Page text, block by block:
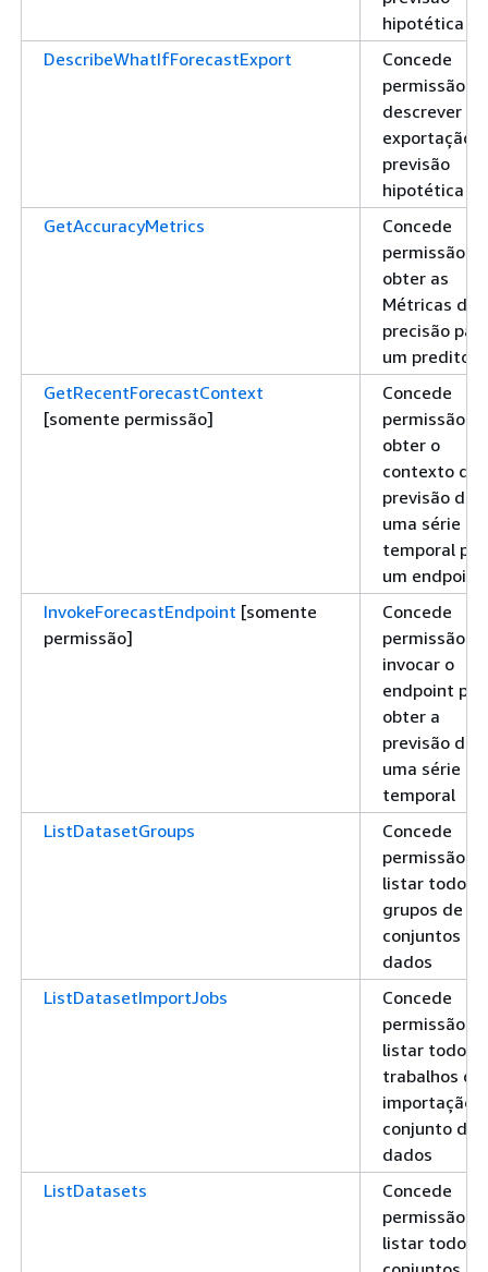
hipotética
DescribeWhatIfForecastExport
Concede
permissão
descrever
exportação
previsão
hipotética
GetAccuracyMetrics
Concede
permissão
obter as
Métricas de
precisão
um preditor
GetRecentForecastContext
[somente permissão]
Concede
permissão
obter o
contexto de
previsão de
uma série
temporal
um endpoint
InvokeForecastEndpoint [somente
permissão]
Concede
permissão
invocar o
endpoint
obter a
previsão de
uma série
temporal
ListDatasetGroups
Concede
permissão
listar todos
grupos de
conjuntos de
dados
ListDatasetImportJobs
Concede
permissão
listar todos
trabalhos de
importação
conjunto de
dados
ListDatasets
Concede
permissão
listar todos